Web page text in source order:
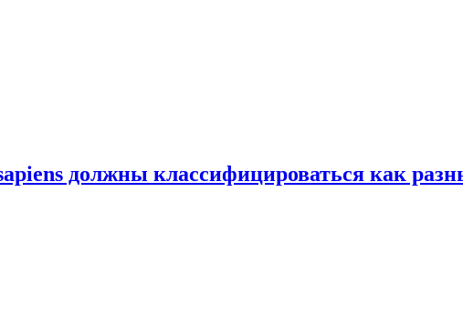
должны классифицироваться как